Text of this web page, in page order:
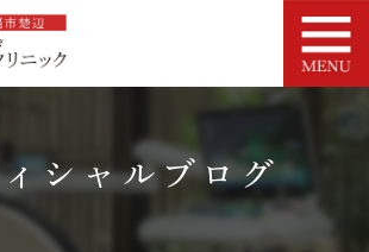
シャルブログ